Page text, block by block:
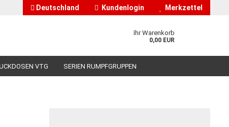
Deutschland Kundenlogin Merkzettel
Ihr Warenkorb
0,00 EUR
VTG SERIEN RUMPFGRUPPEN